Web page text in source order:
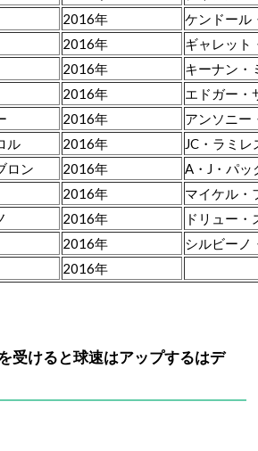
2016年
ケンドール
2016年
ギャレット
2016年
キーナン・
2016年
エドガー・
2016年
アンソニー
ル
2016年
JC・ラミ
ロン
2016年
A・J・パッ
2016年
マイケル・
2016年
ドリュー
2016年
シルビーノ
2016年
受けると球速はアップするはデ